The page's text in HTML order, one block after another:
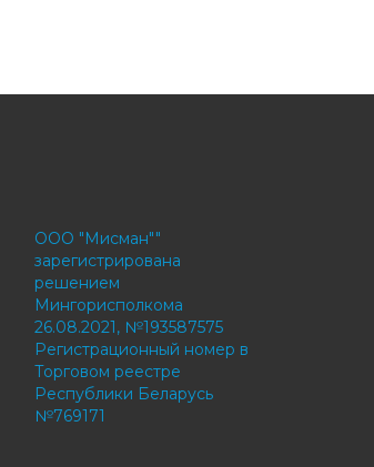
ООО "Мисман""
зарегистрирована
решением
Мингорисполкома
26.08.2021, №193587575
Регистрационный номер в
Торговом реестре
Республики Беларусь
№769171